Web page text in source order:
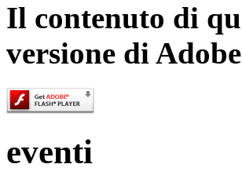
Il contenuto di
versione di
eventi